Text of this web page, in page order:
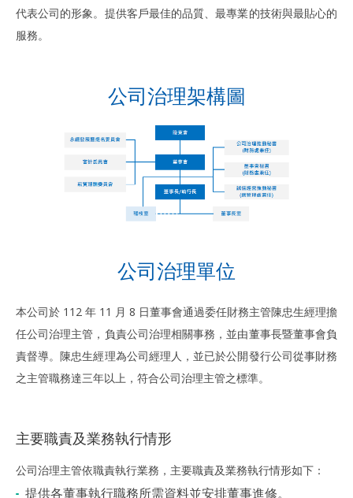
代表公司的形象。提供客戶最佳的品質、最專業的技術與最貼心的
服務。
公司治理架構圖
公司治理單位
本公司於 112 年 11 月 8 日董事會通過委任財務主管陳忠生經理擔
任公司治理主管，負責公司治理相關事務，並由董事長暨董事會負
責督導。陳忠生經理為公司經理人，並已於公開發行公司從事財務
之主管職務達三年以上，符合公司治理主管之標準。
主要職責及業務執行情形
公司治理主管依職責執行業務，主要職責及業務執行情形如下：
提供各董事執行職務所需資料並安排董事進修。